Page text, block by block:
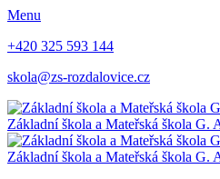
Menu
+420 325 593 144
skola@zs-rozdalovice.cz
Základní škola a Mateřská škola G.
Základní škola a Mateřská škola G.